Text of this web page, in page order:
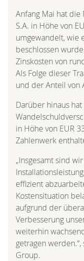
Anfang Mai hat
S.A. in Höhe von
umgewandelt, wie
beschlossen
Zinskosten von
Als Folge dieser
und der Anteil von
Darüber hinaus
in Höhe von EUR
Zahlenwerk
„Insgesamt sind
effizient
Kostensituation
aufgrund der
Verbesserung
weiterhin
getragen
Group.